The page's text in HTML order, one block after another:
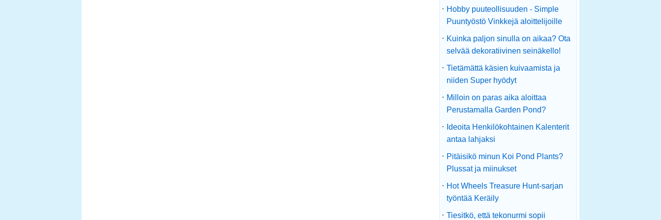
· Hobby puuteollisuuden - Simple
Puuntyöstö Vinkkejä aloittelijoille
· Kuinka paljon sinulla on aikaa? Ota
selvää dekoratiivinen seinäkello!
· Tietämättä käsien kuivaamista ja
niiden Super hyödyt
· Milloin on paras aika aloittaa
Perustamalla Garden Pond?
· Ideoita Henkilökohtainen Kalenterit
antaa lahjaksi
· Pitäisikö minun Koi Pond Plants?
Plussat ja miinukset
· Hot Wheels Treasure Hunt-sarjan
työntää Keräily
· Tiesitkö, että tekonurmi sopii